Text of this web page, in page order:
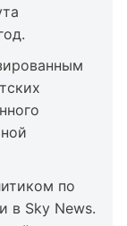
по
в Sky News.